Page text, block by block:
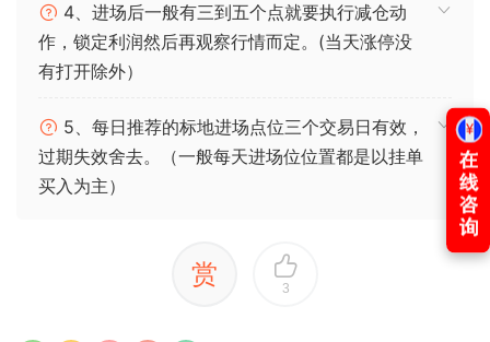
4、进场后一般有三到五个点就要执行减仓动
作，锁定利润然后再观察行情而定。(当天涨停没
有打开除外）
5、每日推荐的标地进场点位三个交易日有效，
过期失效舍去。（一般每天进场位位置都是以挂单
买入为主）
赏 3